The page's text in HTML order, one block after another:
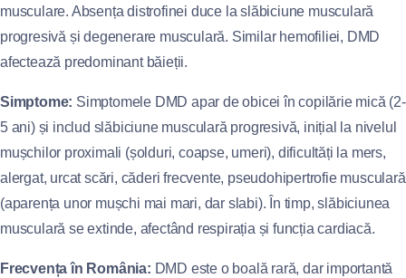
musculare. Absența distrofinei duce la slăbiciune musculară
progresivă și degenerare musculară. Similar hemofiliei, DMD
afectează predominant băieții.
Simptome: Simptomele DMD apar de obicei în copilărie mică (2-
5 ani) și includ slăbiciune musculară progresivă, inițial la nivelul
mușchilor proximali (șolduri, coapse, umeri), dificultăți la mers,
alergat, urcat scări, căderi frecvente, pseudohipertrofie musculară
(aparența unor mușchi mai mari, dar slabi). În timp, slăbiciunea
musculară se extinde, afectând respirația și funcția cardiacă.
Frecvența în România: DMD este o boală rară, dar importantă